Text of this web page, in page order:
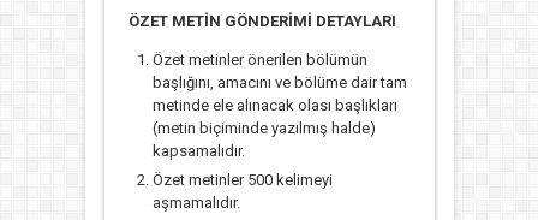
ÖZET METİN GÖNDERİMİ DETAYLARI
Özet metinler önerilen bölümün
başlığını, amacını ve bölüme dair tam
metinde ele alınacak olası başlıkları
(metin biçiminde yazılmış halde)
kapsamalıdır.
Özet metinler 500 kelimeyi
aşmamalıdır.